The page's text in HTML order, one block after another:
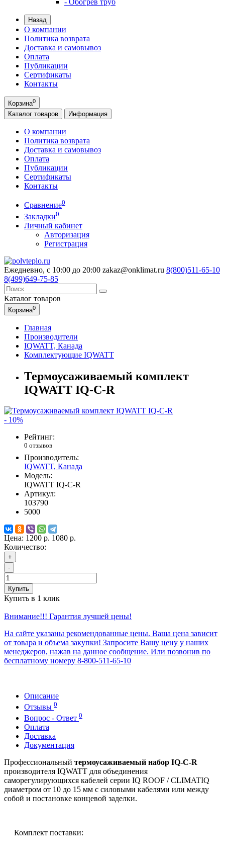
- Обогрев труб
Назад
О компании
Политика возврата
Доставка и самовывоз
Оплата
Публикации
Сертификаты
Контакты
Корзина0
Каталог товаров Информация
О компании
Политика возврата
Доставка и самовывоз
Оплата
Публикации
Сертификаты
Контакты
Сравнение0
Закладки0
Личный кабинет
Авторизация
Регистрация
Ежедневно, с 10:00 до 20:00 zakaz@onklimat.ru 8(800)511-65-10
8(499)649-75-85
Каталог товаров
Корзина0
Главная
Производители
IQWATT, Канада
Комплектующие IQWATT
Термоусаживаемый комплект
IQWATT IQ-С-R
- 10%
Рейтинг:
0 отзывов
Производитель:
IQWATT, Канада
Модель:
IQWATT IQ-С-R
Артикул:
103790
5000
Цена: 1200 р. 1080 р.
Количество:
+
-
Купить
Купить в 1 клик
Внимание!!! Гарантия лучшей цены!
На сайте указаны рекомендованные цены. Ваша цена зависит
от товара и объема закупки! Запросите Вашу цену у наших
менеджеров, нажав на данное сообщение. Или позвонив по
бесплатному номеру 8-800-511-65-10
Описание
Отзывы 0
Вопрос - Ответ 0
Оплата
Доставка
Документация
Профессиональный термоусаживаемый набор IQ-C-R
производителя IQWATT для объединения
саморегулирующихся кабелей серии IQ ROOF / CLIMATIQ
диаметром от 10 до 15 мм с силовыми кабелями или между
собой и постановке концевой заделки.
Комплект поставки: